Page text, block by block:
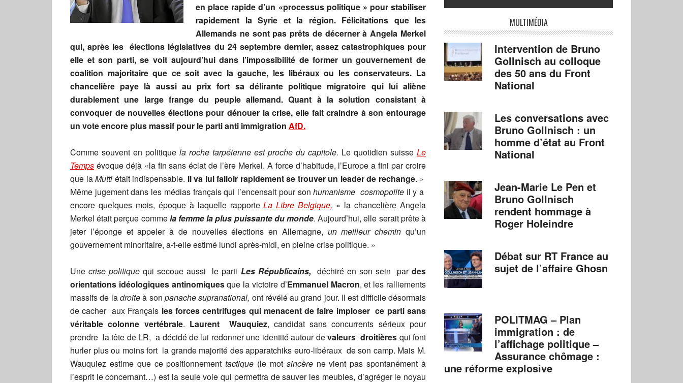
en place rapide d’un «processus politique » pour stabiliser
rapidement la Syrie et la région. Félicitations que les
Allemands ne sont pas prêts de décerner à Angela Merkel
qui, après les élections législatives du 24 septembre dernier, assez catastrophiques pour
elle et son parti, se voit aujourd’hui dans l’impossibilité de former un gouvernement de
coalition majoritaire que ce soit avec la gauche, les libéraux ou les conservateurs. La
chancelière paye là aussi au prix fort sa délirante politique migratoire qui lui aliène
durablement une large frange du peuple allemand. Quant à la solution consistant à
convoquer de nouvelles élections pour dénouer la crise, elle fait craindre à son entourage
un vote encore plus massif pour le parti anti immigration AfD.
Comme souvent en politique la roche tarpéienne est proche du capitole. Le quotidien suisse Le
Temps évoque déjà «la fin sans éclat de l’ère Merkel. A force d’habitude, l’Europe a fini par croire
que laMutti était indispensable. Il va lui falloir rapidement se trouver un leader de rechange. »
Même jugement dans les médias français qui l’encensait pour sonhumanisme cosmopoliteil y a
encore quelques mois, époque à laquelle rapporteLa Libre Belgique, « la chancelière Angela
Merkel était perçue commela femme la plus puissante du monde. Aujourd’hui, elle serait prête à
jeter l’éponge et appeler à de nouvelles élections en Allemagne, un meilleur chemin qu’un
gouvernement minoritaire, a-t-elle estimé lundi après-midi, en pleine crise politique. »
Unecrise politique qui secoue aussi le parti Les Républicains, déchiré en son sein pardes
orientations idéologiques antinomiquesque la victoire d’Emmanuel Macron, et les ralliements
massifs de ladroiteà son panache supranational, ont révélé au grand jour. Il est difficile désormais
de cacher aux Français les forces centrifuges qui menacent de faire imploser ce parti sans
véritable colonne vertébrale. Laurent Wauquiez, candidat sans concurrents sérieux pour
prendre la tête de LR, a décidé de lui redonner une identité autour devaleurs droitières qui font
hurler plus ou moins fort la grande majorité des apparatchiks euro-libéraux de son camp. Mais M.
Wauquiez estime que ce positionnementtactique (le motsincèrene vient pas spontanément à
l’esprit le concernant…) est la seule voie qui permettra de sauver les meubles, d’agréger le noyau
MULTIMÉDIA
Intervention de Bruno
Gollnisch au colloque
des 50 ans du Front
National
Les conversations avec
Bruno Gollnisch : un
homme d’état au Front
National
Jean-Marie Le Pen et
Bruno Gollnisch
rendent hommage à
Roger Holeindre
Débat sur RT France au
sujet de l’affaire Ghosn
POLITMAG – Plan
immigration : de
l’affichage politique –
Assurance chômage :
une réforme explosive